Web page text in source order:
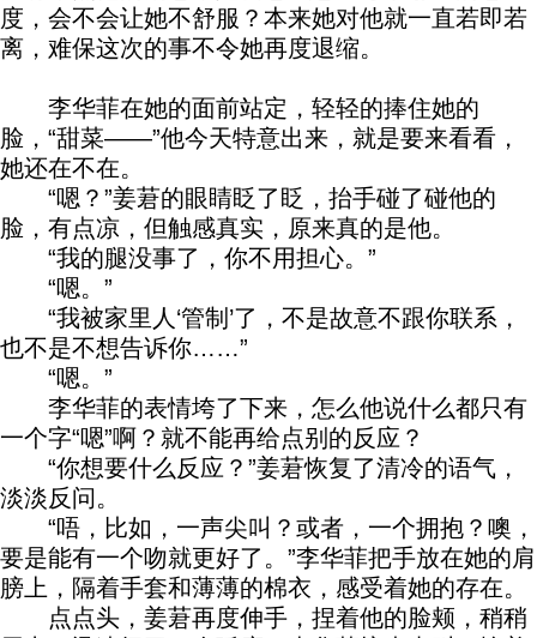
度，会不会让她不舒服？本来她对他就一直若即若
离，难保这次的事不令她再度退缩。
李华菲在她的面前站定，轻轻的捧住她的
脸，“甜菜——”他今天特意出来，就是要来看看，
她还在不在。
“嗯？”姜莙的眼睛眨了眨，抬手碰了碰他的
脸，有点凉，但触感真实，原来真的是他。
“我的腿没事了，你不用担心。”
“嗯。”
“我被家里人‘管制’了，不是故意不跟你联系，
也不是不想告诉你……”
“嗯。”
李华菲的表情垮了下来，怎么他说什么都只有
一个字“嗯”啊？就不能再给点别的反应？
“你想要什么反应？”姜莙恢复了清冷的语气，
淡淡反问。
“唔，比如，一声尖叫？或者，一个拥抱？噢，
要是能有一个吻就更好了。”李华菲把手放在她的肩
膀上，隔着手套和薄薄的棉衣，感受着她的存在。
点点头，姜莙再度伸手，捏着他的脸颊，稍稍